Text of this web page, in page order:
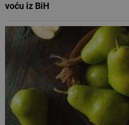
voću iz BiH